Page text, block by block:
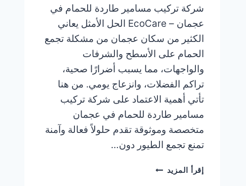
شركة تركيب مسامير طاردة للحمام في
عجمان – EcoCare الحل الأمثل يعاني
الكثير من سكان عجمان من مشكلة تجمع
الحمام على الأسطح والشرفات
والواجهات، مما يسبب أضرارًا صحية،
تراكم الفضلات، وانزعاج يومي. من هنا
تأتي أهمية الاعتماد على شركة تركيب
مسامير طاردة للحمام في عجمان
متخصصة وموثوقة تقدم حلولاً فعالة وآمنة
تمنع تجمع الطيور دون…
إقرأ المزيد شركة